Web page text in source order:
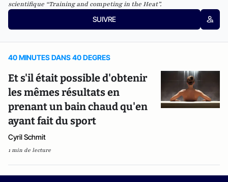
scientifique “Training and competing in the Heat”.
SUIVRE
40 MINUTES DANS 40 DEGRES
Et s'il était possible d'obtenir
les mêmes résultats en
prenant un bain chaud qu'en
ayant fait du sport
Cyril Schmit
1 min de lecture